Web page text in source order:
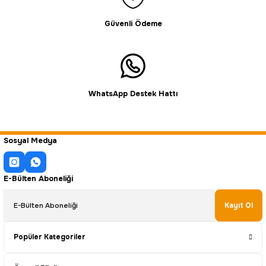
Güvenli Ödeme
WhatsApp Destek Hattı
Sosyal Medya
E-Bülten Aboneliği
Kayıt Ol
Popüler Kategoriler